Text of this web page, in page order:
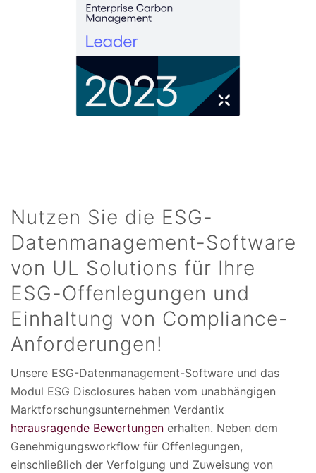
Nutzen Sie die ESG-
Datenmanagement-Software
von UL Solutions für Ihre
ESG-Offenlegungen und
Einhaltung von Compliance-
Anforderungen!
Unsere ESG-Datenmanagement-Software und das
Modul ESG Disclosures haben vom unabhängigen
Marktforschungsunternehmen Verdantix
herausragende Bewertungen erhalten. Neben dem
Genehmigungsworkflow für Offenlegungen,
einschließlich der Verfolgung und Zuweisung von